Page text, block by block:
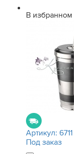
В избранном
Артикул: 6711
Под заказ